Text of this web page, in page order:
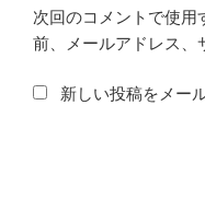
次回のコメントで使用
前、メールアドレス、
新しい投稿をメー